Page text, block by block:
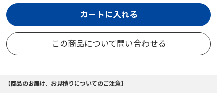
カートに入れる
この商品について問い合わせる
【商品のお届け、お見積りについてのご注意】